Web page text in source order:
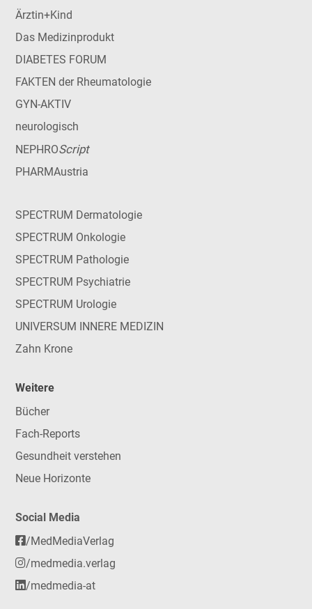
Ärztin+Kind
Das Medizinprodukt
DIABETES FORUM
FAKTEN der Rheumatologie
GYN-AKTIV
neurologisch
NEPHROScript
PHARMAustria
SPECTRUM Dermatologie
SPECTRUM Onkologie
SPECTRUM Pathologie
SPECTRUM Psychiatrie
SPECTRUM Urologie
UNIVERSUM INNERE MEDIZIN
Zahn Krone
Weitere
Bücher
Fach-Reports
Gesundheit verstehen
Neue Horizonte
Social Media
/MedMediaVerlag
/medmedia.verlag
/medmedia-at